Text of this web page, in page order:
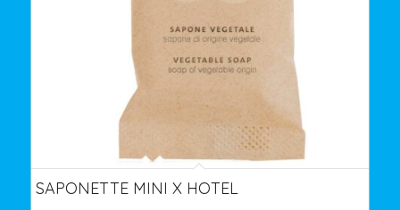
SAPONETTE MINI X HOTEL